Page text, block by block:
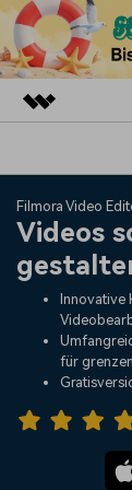
Dienstprogramme
Business
Überblick
Lösungen
Über uns
Presseraum
Support
Produkte
Plattformen
Funktionen
Assets
KI
Video/Foto
Audio
Lösungen
Soziale
Marketing &
Lifestyle &
Ressourcen
Video-
Über 100
Hilfe-Center
Erste
Filmora Video
Videos
Innovative
für